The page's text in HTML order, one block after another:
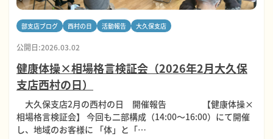
部支店ブログ 西村の日 活動報告 大久保支店
公開日:2026.03.02
健康体操×相場格言検証会（2026年2月大久保
支店西村の日）
大久保支店2月の西村の日 開催報告 【健康体操×
相場格言検証会】 今回も二部構成（14:00～16:00）にて開催
し、地域のお客様に 「体」と「…